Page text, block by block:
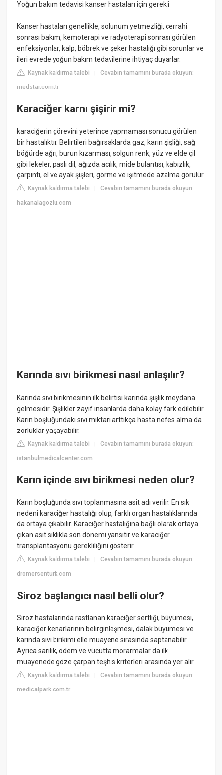
Yoğun bakım tedavisi kanser hastaları için gerekli
Kanser hastaları genellikle, solunum yetmezliği, cerrahi
sonrası bakım, kemoterapi ve radyoterapi sonrası görülen
enfeksiyonlar, kalp, böbrek ve şeker hastalığı gibi sorunlar ve
ileri evrede yoğun bakım tedavilerine ihtiyaç duyarlar.
Kaynak kaldırma talebi |Cevabın tamamını burada okuyun:
medstar.com.tr
Karaciğer karnı şişirir mi?
karaciğerin görevini yeterince yapmaması sonucu görülen
bir hastalıktır. Belirtileri bağırsaklarda gaz, karın şişliği, sağ
böğürde ağrı, burun kızarması, solgun renk, yüz ve elde çil
gibi lekeler, paslı dil, ağızda acılık, mide bulantısı, kabızlık,
çarpıntı, el ve ayak şişleri, görme ve işitmede azalma görülür.
Kaynak kaldırma talebi |Cevabın tamamını burada okuyun:
hakanalagozlu.com
Karında sıvı birikmesi nasıl anlaşılır?
Karında sıvı birikmesinin ilk belirtisi karında şişlik meydana
gelmesidir. Şişlikler zayıf insanlarda daha kolay fark edilebilir.
Karın boşluğundaki sıvı miktarı arttıkça hasta nefes alma da
zorluklar yaşayabilir.
Kaynak kaldırma talebi |Cevabın tamamını burada okuyun:
istanbulmedicalcenter.com
Karın içinde sıvı birikmesi neden olur?
Karın boşluğunda sıvı toplanmasına asit adı verilir. En sık
nedeni karaciğer hastalığı olup, farklı organ hastalıklarında
da ortaya çıkabilir. Karaciğer hastalığına bağlı olarak ortaya
çıkan asit sıklıkla son dönemi yansıtır ve karaciğer
transplantasyonu gerekliliğini gösterir.
Kaynak kaldırma talebi |Cevabın tamamını burada okuyun:
dromersenturk.com
Siroz başlangıcı nasıl belli olur?
Siroz hastalarında rastlanan karaciğer sertliği, büyümesi,
karaciğer kenarlarının belirginleşmesi, dalak büyümesi ve
karında sıvı birikimi elle muayene sırasında saptanabilir.
Ayrıca sarılık, ödem ve vücutta morarmalar da ilk
muayenede göze çarpan teşhis kriterleri arasında yer alır.
Kaynak kaldırma talebi |Cevabın tamamını burada okuyun:
medicalpark.com.tr